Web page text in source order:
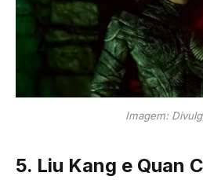
Imagem:
5. Liu Kang e Quan